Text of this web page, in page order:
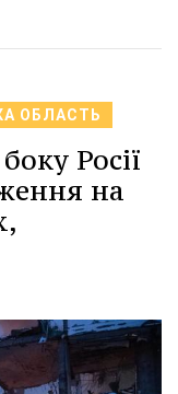
ОБЛАСТЬ
Росії
на